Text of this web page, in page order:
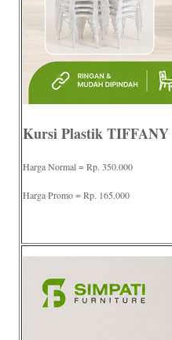
Kursi Plastik
Harga Normal = Rp. 350.000
Harga Promo = Rp. 165.000